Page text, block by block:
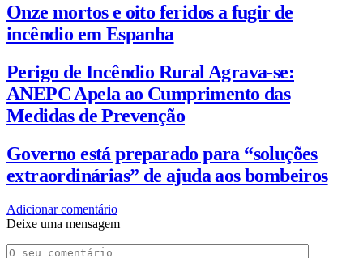
Onze mortos e oito feridos a fugir de
incêndio em Espanha
Perigo de Incêndio Rural Agrava-se:
ANEPC Apela ao Cumprimento das
Medidas de Prevenção
Governo está preparado para “soluções
extraordinárias” de ajuda aos bombeiros
Adicionar comentário
Deixe uma mensagem